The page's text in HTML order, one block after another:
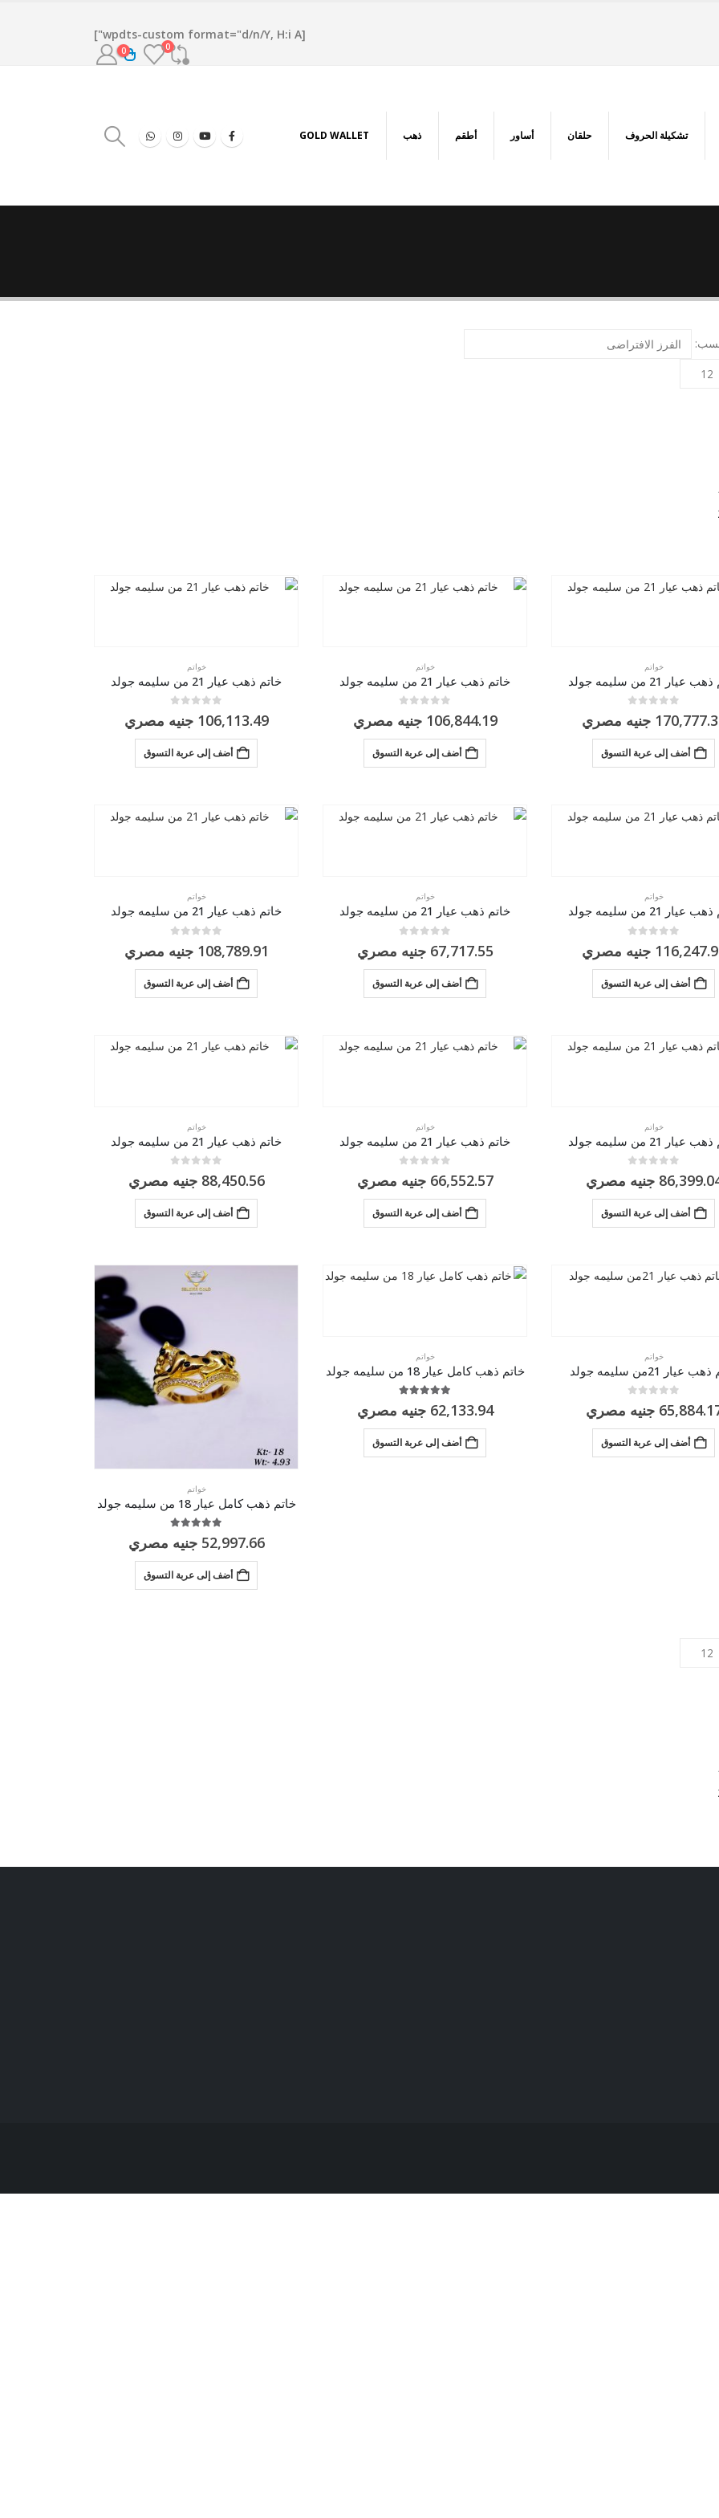
[wpdts-custom format="d/n/Y, H:i A"]
0
0
تشكيلة الحروف حلقان أساور أطقم ذهب GOLD WALLET
خواتم
21 من سليمه جولد
جنيه مصري
أضف إلى عربة التسوق
خواتم
خاتم ذهب عيار 21 من سليمه جولد
106,844.19 جنيه مصري
أضف إلى عربة التسوق
خواتم
خاتم ذهب عيار 21 من سليمه جولد
106,113.49 جنيه مصري
أضف إلى عربة التسوق
خواتم
21 من سليمه جولد
جنيه مصري
أضف إلى عربة التسوق
خواتم
خاتم ذهب عيار 21 من سليمه جولد
67,717.55 جنيه مصري
أضف إلى عربة التسوق
خواتم
خاتم ذهب عيار 21 من سليمه جولد
108,789.91 جنيه مصري
أضف إلى عربة التسوق
خواتم
21 من سليمه جولد
جنيه مصري
أضف إلى عربة التسوق
خواتم
خاتم ذهب عيار 21 من سليمه جولد
66,552.57 جنيه مصري
أضف إلى عربة التسوق
خواتم
خاتم ذهب عيار 21 من سليمه جولد
88,450.56 جنيه مصري
أضف إلى عربة التسوق
خواتم
21من سليمه جولد
جنيه مصري
أضف إلى عربة التسوق
خواتم
خاتم ذهب كامل عيار 18 من سليمه جولد
62,133.94 جنيه مصري
أضف إلى عربة التسوق
خواتم
خاتم ذهب كامل عيار 18 من سليمه جولد
52,997.66 جنيه مصري
أضف إلى عربة التسوق